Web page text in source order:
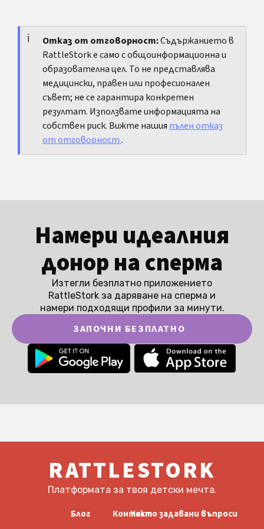
по-късно.
не са напълно точни, но са много по-надеждни
от вирусни списъци, твърдения във форуми
или отделни истории.
Отказ от отговорност:Съдържанието в
RattleStork е само с общоинформационна и
образователна цел. То не представлява
медицински, правен или професионален
съвет; не се гарантира конкретен
резултат. Използвате информацията на
собствен риск. Вижте нашияпълен отказ
от отговорност.
Намери идеалния
донор на сперма
Изтегли безплатно приложението
RattleStork за даряване на сперма и
намери подходящи профили за минути.
ЗАПОЧНИ БЕЗПЛАТНО
RATTLESTORK
Платформата за твоя детски мечта.
Блог Контакт
Често задавани въпроси